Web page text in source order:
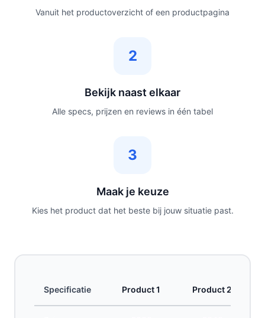
Vanuit het productoverzicht of een productpagina
2
Bekijk naast elkaar
Alle specs, prijzen en reviews in één tabel
3
Maak je keuze
Kies het product dat het beste bij jouw situatie past.
Specificatie Product 1 Product 2